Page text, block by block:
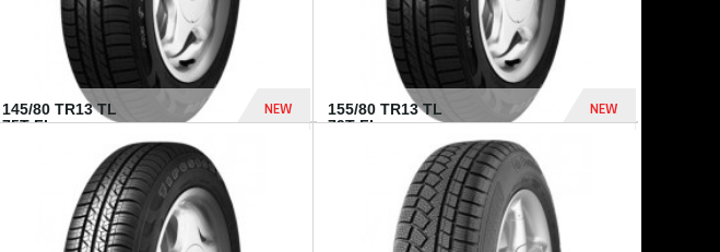
145/80 TR13 TL
75T FI...
NEW
155/80 TR13 TL
79T FI...
NEW